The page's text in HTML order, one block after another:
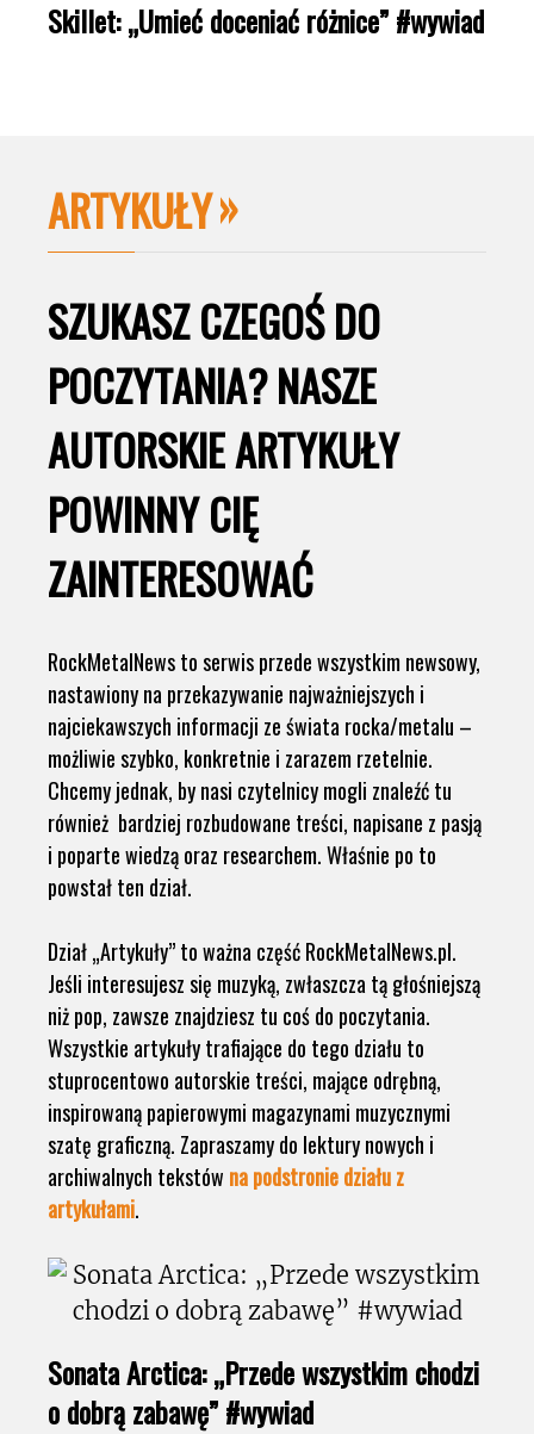
Skillet: „Umieć doceniać różnice” #wywiad
ARTYKUŁY
SZUKASZ CZEGOŚ DO
POCZYTANIA? NASZE
AUTORSKIE ARTYKUŁY
POWINNY CIĘ
ZAINTERESOWAĆ
RockMetalNews to serwis przede wszystkim newsowy,
nastawiony na przekazywanie najważniejszych i
najciekawszych informacji ze świata rocka/metalu –
możliwie szybko, konkretnie i zarazem rzetelnie.
Chcemy jednak, by nasi czytelnicy mogli znaleźć tu
również bardziej rozbudowane treści, napisane z pasją
i poparte wiedzą oraz researchem. Właśnie po to
powstał ten dział.
Dział „Artykuły” to ważna część RockMetalNews.pl.
Jeśli interesujesz się muzyką, zwłaszcza tą głośniejszą
niż pop, zawsze znajdziesz tu coś do poczytania.
Wszystkie artykuły trafiające do tego działu to
stuprocentowo autorskie treści, mające odrębną,
inspirowaną papierowymi magazynami muzycznymi
szatę graficzną. Zapraszamy do lektury nowych i
archiwalnych tekstów na podstronie działu z
artykułami.
Sonata Arctica: „Przede wszystkim chodzi
o dobrą zabawę” #wywiad